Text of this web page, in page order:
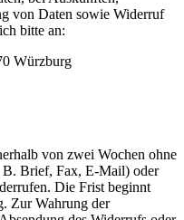
von Daten sowie Widerruf
bitte an:
Würzburg
von zwei Wochen ohne
Brief, Fax, E-Mail) oder
Die Frist beginnt
Zur Wahrung der